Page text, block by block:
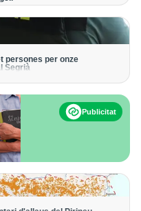
persones per onze
Segrià
Publicitat